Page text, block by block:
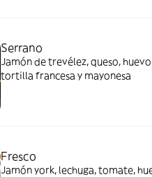
Serrano
Jamón de trevélez, queso,
tortilla francesa y mayonesa
Fresco
Jamón york, lechuga, tomate,